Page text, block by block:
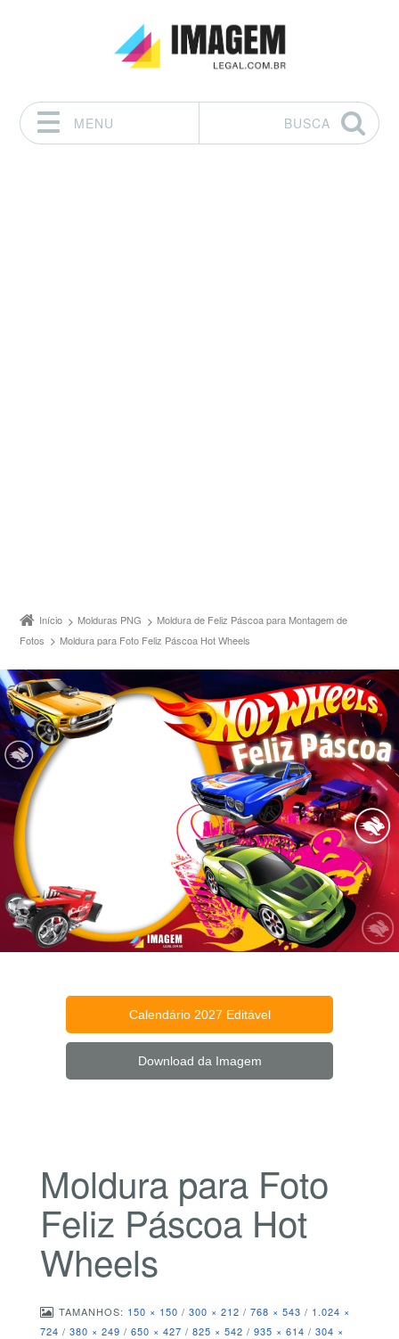
MENU
BUSCA
Início Molduras PNG
Moldura de Feliz Páscoa para Montagem de
Fotos
Moldura para Foto Feliz Páscoa Hot Wheels
Calendário 2027 Editável
Download da Imagem
Moldura para Foto
Feliz Páscoa Hot
Wheels
TAMANHOS: 150 × 150 / 300 × 212 / 768 × 543 / 1.024 ×
724 / 380 × 249 / 650 × 427 / 825 × 542 / 935 × 614 / 304 ×